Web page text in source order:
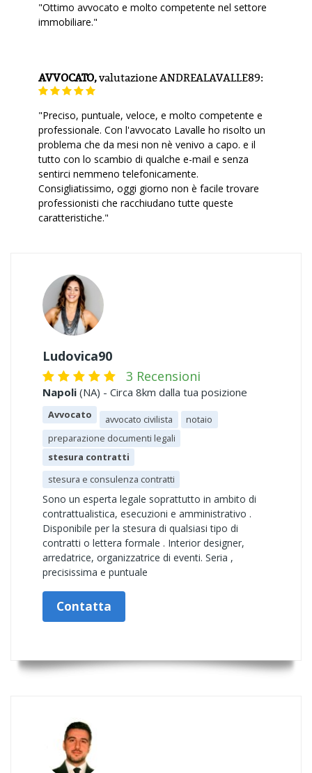
"Ottimo avvocato e molto competente nel settore
immobiliare."
AVVOCATO,valutazioneANDREALAVALLE89:
"Preciso, puntuale, veloce, e molto competente e
professionale. Con l'avvocato Lavalle ho risolto un
problema che da mesi non nè venivo a capo. e il
tutto con lo scambio di qualche e-mail e senza
sentirci nemmeno telefonicamente.
Consigliatissimo, oggi giorno non è facile trovare
professionisti che racchiudano tutte queste
caratteristiche."
Ludovica90
3 Recensioni
Napoli (NA) - Circa 8km dalla tua posizione
Avvocato avvocato civilista
notaio
preparazione documenti legali
stesura contratti
stesura e consulenza contratti
Sono un esperta legale soprattutto in ambito di
contrattualistica, esecuzioni e amministrativo .
Disponibile per la stesura di qualsiasi tipo di
contratti o lettera formale . Interior designer,
arredatrice, organizzatrice di eventi. Seria ,
precisissima e puntuale
Contatta